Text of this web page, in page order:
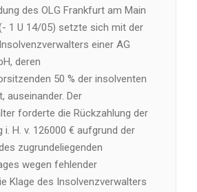
des OLG Frankfurt am Main
1 U 14/05) setzte sich mit der
einer AG
deren
50 % der insolventen
auseinander. Der
forderte die Rückzahlung der
i. H. v. 126000 € aufgrund der
zugrundeliegenden
wegen fehlender
Klage des Insolvenzverwalters